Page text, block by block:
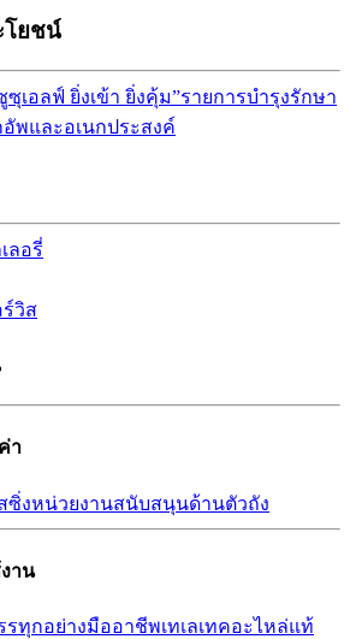
โยชน์
เอลฟ์ ยิ่งเข้า ยิ่งคุ้ม”รายการบำรุงรักษา
พและอเนกประสงค์
ลอรี่
วิส
า
ซิ่งหน่วยงานสนับสนุนด้านตัวถัง
าน
รทุกอย่างมืออาชีพเทเลเทคอะไหล่แท้